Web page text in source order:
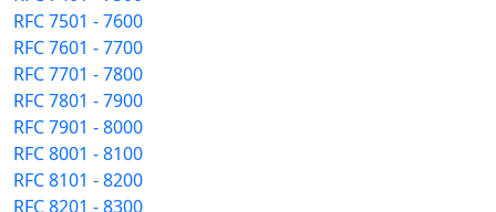
RFC 7501 - 7600
RFC 7601 - 7700
RFC 7701 - 7800
RFC 7801 - 7900
RFC 7901 - 8000
RFC 8001 - 8100
RFC 8101 - 8200
RFC 8201 - 8300